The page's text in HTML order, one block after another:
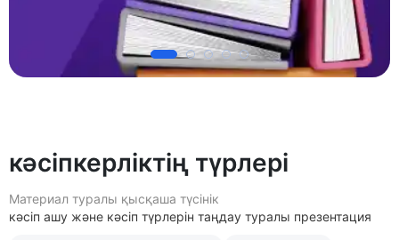
кәсіпкерліктің түрлері
Материал туралы қысқаша түсінік
кәсіп ашу және кәсіп түрлерін таңдау туралы презентация